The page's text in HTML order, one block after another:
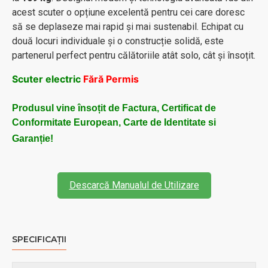
acest scuter o opțiune excelentă pentru cei care doresc
să se deplaseze mai rapid și mai sustenabil. Echipat cu
două locuri individuale și o construcție solidă, este
partenerul perfect pentru călătoriile atât solo, cât și însoțit.
Scuter electric Fără Permis
Produsul vine însoțit de Factura, Certificat de
Conformitate European, Carte de Identitate si
Garanție!
Descarcă Manualul de Utilizare
SPECIFICAȚII